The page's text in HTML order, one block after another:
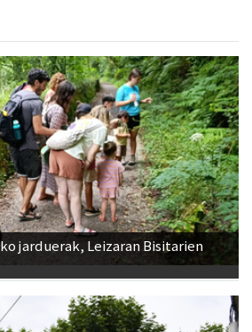
jarduerak, Leizaran Bisitarien